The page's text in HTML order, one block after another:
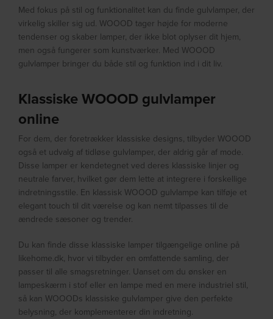
Med fokus på stil og funktionalitet kan du finde gulvlamper, der
virkelig skiller sig ud. WOOOD tager højde for moderne
tendenser og skaber lamper, der ikke blot oplyser dit hjem,
men også fungerer som kunstværker. Med WOOOD
gulvlamper bringer du både stil og funktion ind i dit liv.
Klassiske WOOOD gulvlamper
online
For dem, der foretrækker klassiske designs, tilbyder WOOOD
også et udvalg af tidløse gulvlamper, der aldrig går af mode.
Disse lamper er kendetegnet ved deres klassiske linjer og
neutrale farver, hvilket gør dem lette at integrere i forskellige
indretningsstile. En klassisk WOOOD gulvlampe kan tilføje et
elegant touch til dit værelse og kan nemt tilpasses til de
ændrede sæsoner og trender.
Du kan finde disse klassiske lamper tilgængelige online på
likehome.dk, hvor vi tilbyder en omfattende samling, der
passer til alle smagsretninger. Uanset om du ønsker en
lampeskærm i stof eller en lampe med en mere industriel stil,
så kan WOOODs klassiske gulvlamper give den perfekte
belysning, der komplementerer din indretning.